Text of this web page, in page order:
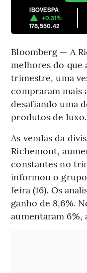
IBOVESPA
+0.31%
178,550.42
Bloomberg — A
melhores do que
trimestre, uma
compraram mais
desafiando uma
produtos de luxo.
As vendas da
Richemont,
constantes no
informou o
feira (16). Os
ganho de 8,6%.
aumentaram 6%,